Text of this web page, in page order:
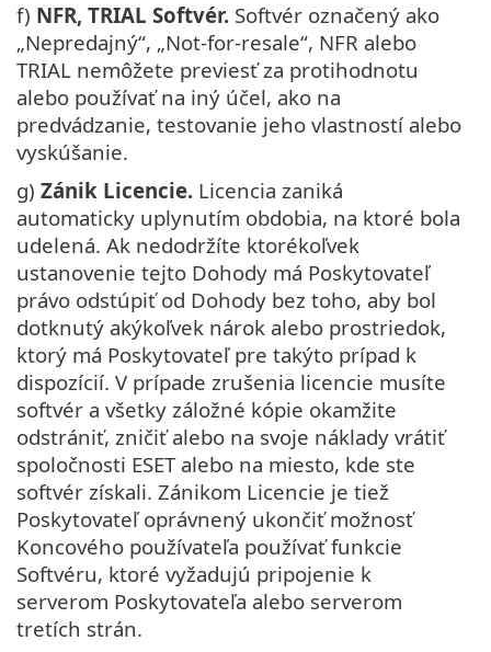
f) NFR, TRIAL Softvér. Softvér označený ako
„Nepredajný“, „Not-for-resale“, NFR alebo
TRIAL nemôžete previesť za protihodnotu
alebo používať na iný účel, ako na
predvádzanie, testovanie jeho vlastností alebo
vyskúšanie.
g) Zánik Licencie. Licencia zaniká
automaticky uplynutím obdobia, na ktoré bola
udelená. Ak nedodržíte ktorékoľvek
ustanovenie tejto Dohody má Poskytovateľ
právo odstúpiť od Dohody bez toho, aby bol
dotknutý akýkoľvek nárok alebo prostriedok,
ktorý má Poskytovateľ pre takýto prípad k
dispozícií. V prípade zrušenia licencie musíte
softvér a všetky záložné kópie okamžite
odstrániť, zničiť alebo na svoje náklady vrátiť
spoločnosti ESET alebo na miesto, kde ste
softvér získali. Zánikom Licencie je tiež
Poskytovateľ oprávnený ukončiť možnosť
Koncového používateľa používať funkcie
Softvéru, ktoré vyžadujú pripojenie k
serverom Poskytovateľa alebo serverom
tretích strán.